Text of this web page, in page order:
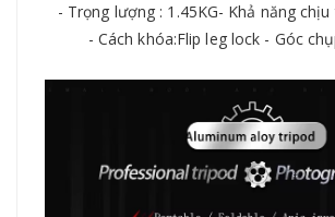
- Trọng lượng : 1.45KG- Khả năng
- Cách khóa:Flip leg lock - Góc